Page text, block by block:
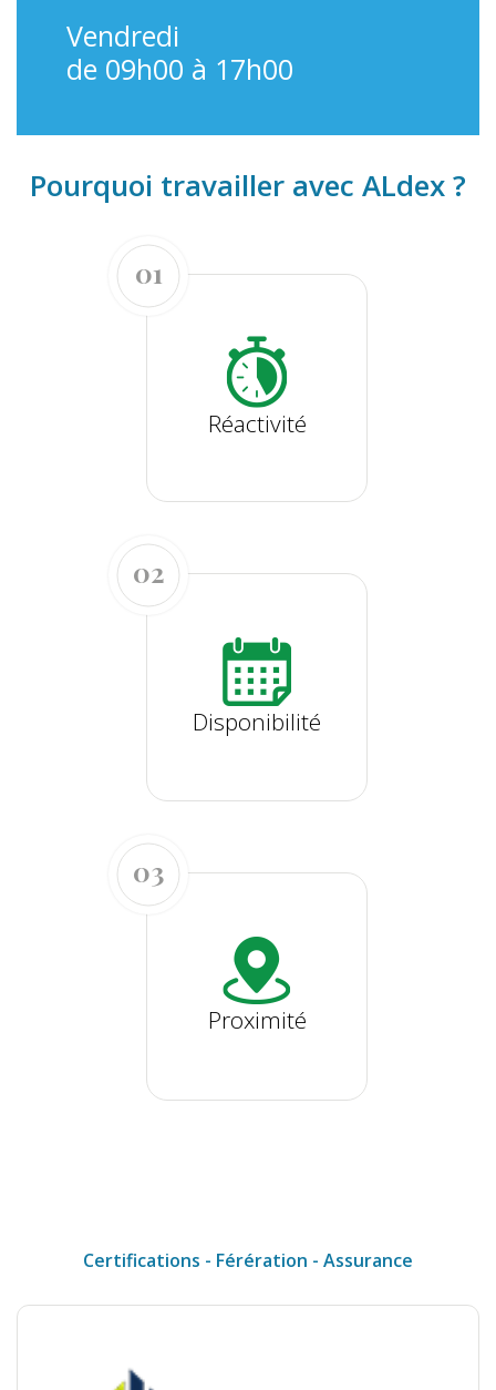
Vendredi
de 09h00 à 17h00
Pourquoi travailler avec ALdex ?
01
Réactivité
02
Disponibilité
03
Proximité
Certifications - Férération - Assurance